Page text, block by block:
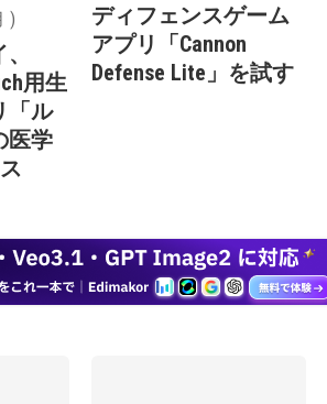
)
用生
「ル
医学
ディフェンスゲーム
アプリ「Cannon
Defense Lite」を試す